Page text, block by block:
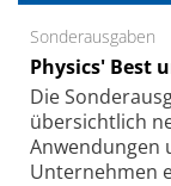
Sonderausgaben
Physics' Best
Die
übersichtlich
Anwendungen
Unternehmen